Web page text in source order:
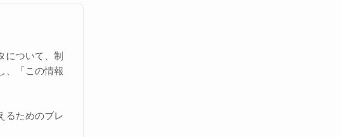
について、制
、「この情報
るためのブレ